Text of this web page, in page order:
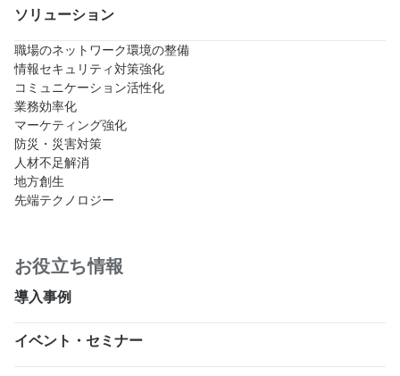
ソリューション
職場のネットワーク環境の整備
情報セキュリティ対策強化
コミュニケーション活性化
業務効率化
マーケティング強化
防災・災害対策
人材不足解消
地方創生
先端テクノロジー
お役立ち情報
導入事例
イベント・セミナー